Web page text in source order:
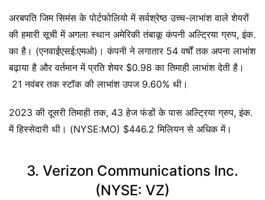
अरबपति जिम सिमंस के पोर्टफोलियो में सर्वश्रेष्ठ उच्च-लाभांश वाले शेयरों
की हमारी सूची में अगला स्थान अमेरिकी तंबाकू कंपनी अल्ट्रिया ग्रुप, इंक.
का है। (एनवाईएसई:एमओ)। कंपनी ने लगातार 54 वर्षों तक अपना लाभांश
बढ़ाया है और वर्तमान में प्रति शेयर $0.98 का ​​तिमाही लाभांश देती है।
21 नवंबर तक स्टॉक की लाभांश उपज 9.60% थी।
2023 की दूसरी तिमाही तक, 43 हेज फंडों के पास अल्ट्रिया ग्रुप, इंक.
में हिस्सेदारी थी। (NYSE:MO) $446.2 मिलियन से अधिक में।
3. Verizon Communications Inc.
(NYSE: VZ)